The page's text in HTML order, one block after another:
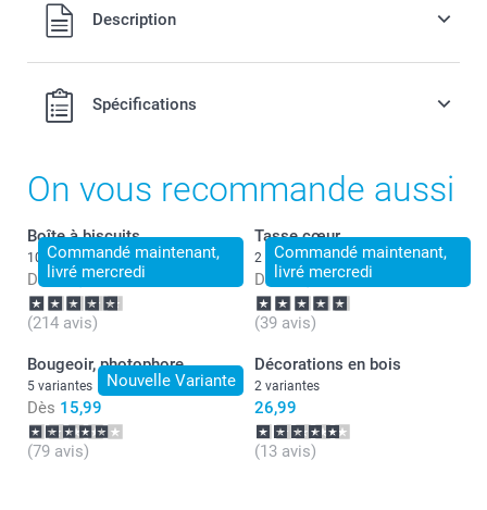
Tous les prix sont en EURO (€), TVA incluse et hors frais de
port.
Description
Spécifications
On vous recommande aussi
Commandé maintenant,
livré mercredi
Boîte à biscuits
10 variantes
Dès 22,99
(214 avis)
Commandé maintenant,
livré mercredi
Tasse cœur
2 variantes
Dès 15,49
(39 avis)
Nouvelle Variante
Bougeoir, photophore
5 variantes
Dès 15,99
(79 avis)
Décorations en bois
2 variantes
26,99
(13 avis)